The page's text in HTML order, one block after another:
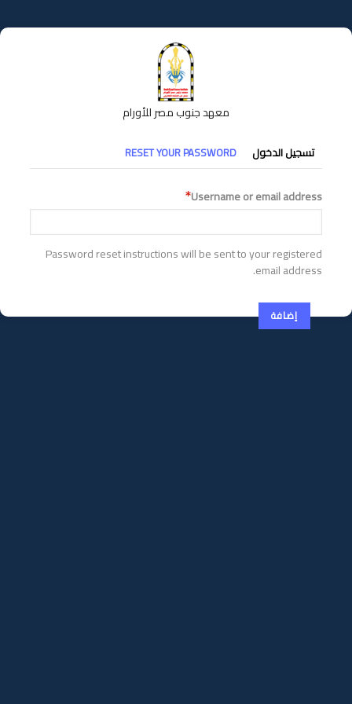
إلى
المحتوى
معهد جنوب مصر للأورام
التبويبات
الأساسية
تسجيل الدخول RESET YOUR PASSWORD
Username or email address
Password reset instructions will be sent to your registered
email address.